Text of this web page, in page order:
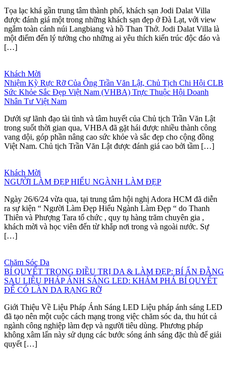
Tọa lạc khá gần trung tâm thành phố, khách sạn Jodi Dalat Villa
được đánh giá một trong những khách sạn đẹp ở Đà Lạt, với view
ngắm toàn cảnh núi Langbiang và hồ Than Thở. Jodi Dalat Villa là
một điểm đến lý tưởng cho những ai yêu thích kiến trúc độc đáo và
[…]
Khách Mời
Nhiệm Kỳ Rực Rỡ Của Ông Trần Văn Lật, Chủ Tịch Chi Hội CLB
Sức Khỏe Sắc Đẹp Việt Nam (VHBA) Trực Thuộc Hội Doanh
Nhân Tư Việt Nam
Dưới sự lãnh đạo tài tình và tâm huyết của Chủ tịch Trần Văn Lật
trong suốt thời gian qua, VHBA đã gặt hái được nhiều thành công
vang dội, góp phần nâng cao sức khỏe và sắc đẹp cho cộng đồng
Việt Nam. Chủ tịch Trần Văn Lật được đánh giá cao bởi tầm […]
Khách Mời
NGƯỜI LÀM ĐẸP HIỂU NGÀNH LÀM ĐẸP
Ngày 26/6/24 vừa qua, tại trung tâm hội nghị Adora HCM đã diễn
ra sự kiện “ Người Làm Đẹp Hiểu Ngành Làm Đẹp “ do Thanh
Thiên và Phượng Tara tổ chức , quy tụ hàng trăm chuyên gia ,
khách mời và học viên đến từ khắp nơi trong và ngoài nước. Sự
[…]
Chăm Sóc Da
BÍ QUYẾT TRONG ĐIỀU TRỊ DA & LÀM ĐẸP: BÍ ẨN ĐẰNG
SAU LIỆU PHÁP ÁNH SÁNG LED: KHÁM PHÁ BÍ QUYẾT
ĐỂ CÓ LÀN DA RẠNG RỠ
Giới Thiệu Về Liệu Pháp Ánh Sáng LED Liệu pháp ánh sáng LED
đã tạo nên một cuộc cách mạng trong việc chăm sóc da, thu hút cả
ngành công nghiệp làm đẹp và người tiêu dùng. Phương pháp
không xâm lấn này sử dụng các bước sóng ánh sáng đặc thù để giải
quyết […]